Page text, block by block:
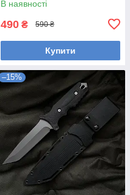
В наявності
490 ₴ 590 ₴
Купити
–15%